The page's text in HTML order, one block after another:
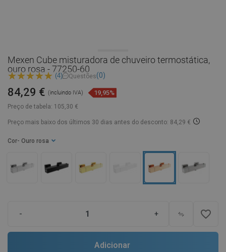
Mexen Cube misturadora de chuveiro termostática,
ouro rosa - 77250-60
(4) Questões(0)
Preço de tabela: 105,30 €
84,29 € (incluindo IVA) 19,95%
Preço mais baixo dos últimos 30 dias antes do desconto: 84,29 €
Cor - Ouro rosa
- + favorite_border
Adicionar